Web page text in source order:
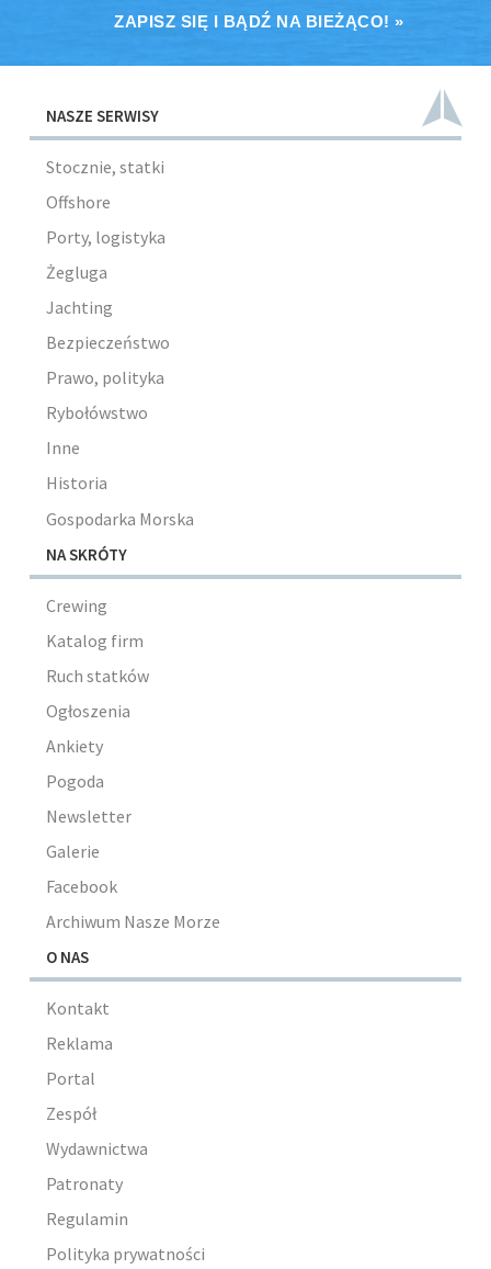
ZAPISZ SIĘ I BĄDŹ NA BIEŻĄCO! »
NASZE SERWISY
Stocznie, statki
Offshore
Porty, logistyka
Żegluga
Jachting
Bezpieczeństwo
Prawo, polityka
Rybołówstwo
Inne
Historia
Gospodarka Morska
NA SKRÓTY
Crewing
Katalog firm
Ruch statków
Ogłoszenia
Ankiety
Pogoda
Newsletter
Galerie
Facebook
Archiwum Nasze Morze
O NAS
Kontakt
Reklama
Portal
Zespół
Wydawnictwa
Patronaty
Regulamin
Polityka prywatności